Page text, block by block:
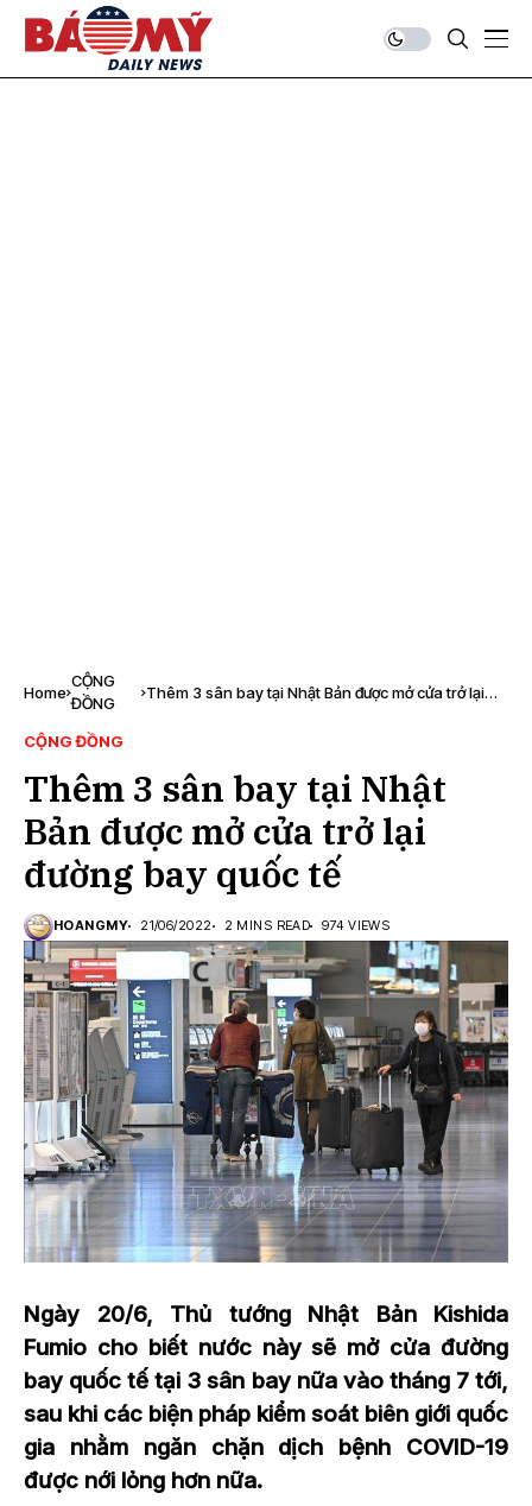
Home
CỘNG
ĐỒNG
Thêm 3 sân bay tại Nhật Bản được mở cửa trở lại
CỘNG ĐỒNG
Thêm 3 sân bay tại Nhật
Bản được mở cửa trở lại
đường bay quốc tế
HOANGMY 21/06/2022 2 MINS READ 974 VIEWS
Ngày 20/6, Thủ tướng Nhật Bản Kishida
Fumio cho biết nước này sẽ mở cửa đường
bay quốc tế tại 3 sân bay nữa vào tháng 7 tới,
sau khi các biện pháp kiểm soát biên giới quốc
gia nhằm ngăn chặn dịch bệnh COVID-19
được nới lỏng hơn nữa.